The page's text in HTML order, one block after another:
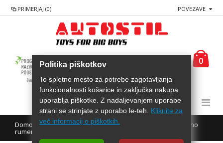
Politika piškotkov
To spletno mesto za potrebe zagotavljanja
funkcionalnosti košarice in zaključka nakupa
uporablja piškotke. Z nadaljevanjem uporabe
strani se strinjate z uporabo le-teh. Kliknite za
več informacij o piškotkih.
PRIMERJAJ (0) POVEZAVE
0
Domov AREXONS Akrilna barva metalik učinek - žvepleno
rumena